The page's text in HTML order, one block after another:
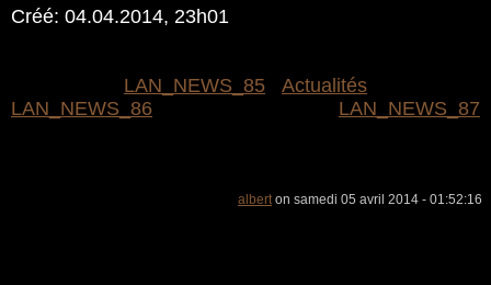
Créé: 04.04.2014, 23h01
LAN_NEWS_85
Actualités
LAN_NEWS_86
LAN_NEWS_87
alberton samedi 05 avril 2014 - 01:52:16